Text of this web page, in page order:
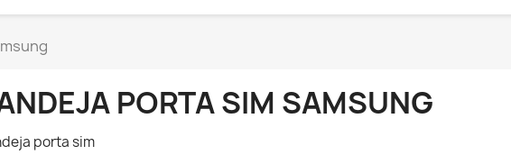
PORTA SIM SAMSUNG
porta sim